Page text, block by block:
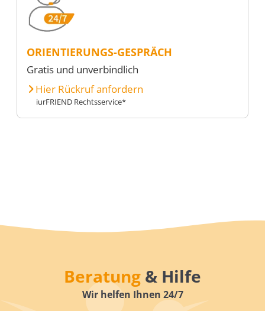
ORIENTIERUNGS-GESPRÄCH
Gratis und unverbindlich
Hier Rückruf anfordern
iurFRIEND Rechtsservice*
Beratung & Hilfe
Wir helfen Ihnen 24/7